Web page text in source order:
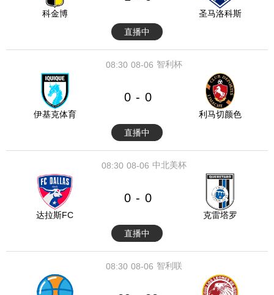
科金博
圣马洛科斯
直播中
08-06
08:30 智利杯
伊基克体育
0 - 0
利马切颜色
直播中
08-06
08:30 中北美杯
达拉斯FC
0 - 0
克雷塔罗
直播中
08-06
08:30 智利联